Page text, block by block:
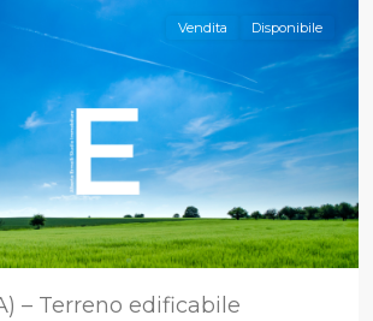
Vendita Disponibile
– Terreno edificabile